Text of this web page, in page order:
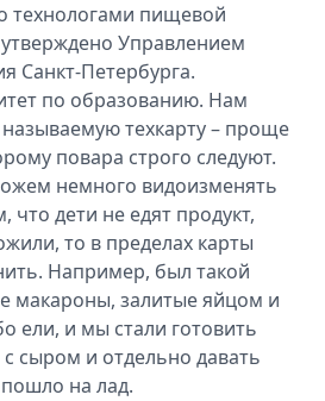
технологами пищевой
Управлением
Санкт-Петербурга.
по образованию. Нам
называемую техкарту – проще
повара строго следуют.
немного видоизменять
что дети не едят продукт,
то в пределах карты
Например, был такой
макароны, залитые яйцом и
ели, и мы стали готовить
сыром и отдельно давать
на лад.